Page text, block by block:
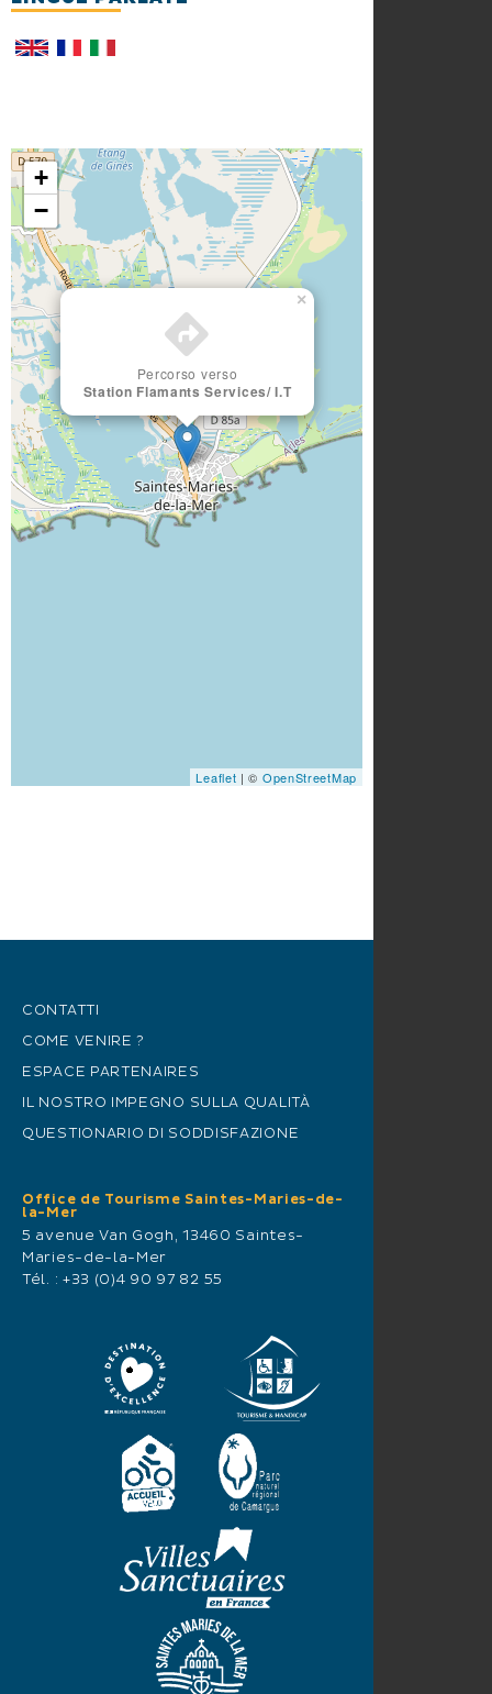
Percorso verso
Station Flamants Services/ I.T
×
+
−
Leaflet | © OpenStreetMap
CONTATTI
COME VENIRE ?
ESPACE PARTENAIRES
IL NOSTRO IMPEGNO SULLA QUALITÀ
QUESTIONARIO DI SODDISFAZIONE
Office de Tourisme Saintes-Maries-de-
la-Mer
5 avenue Van Gogh, 13460 Saintes-
Maries-de-la-Mer
Tél. : +33 (0)4 90 97 82 55